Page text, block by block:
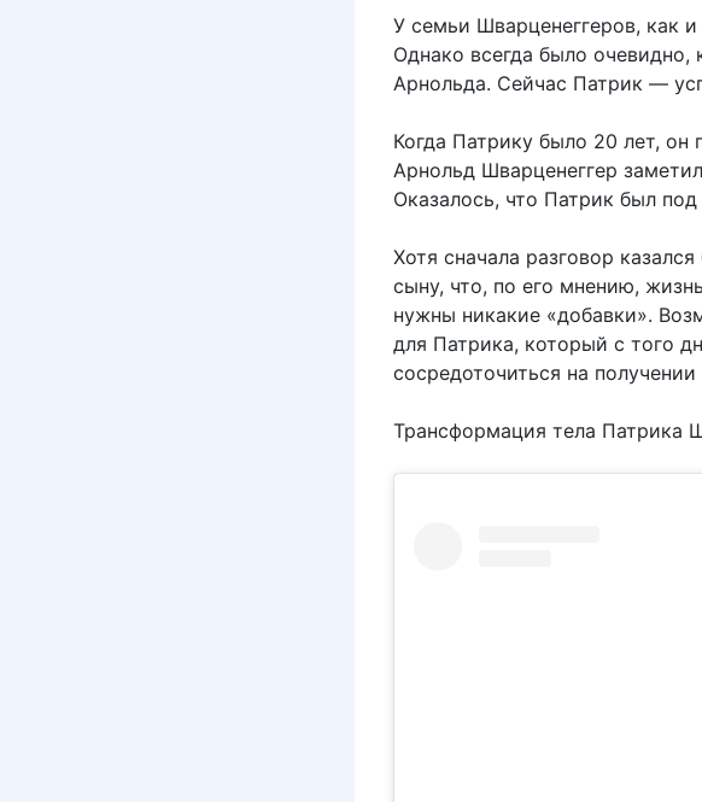
У семьи Шварценеггеров, как
Однако всегда было очевидно,
Арнольда. Сейчас Патрик —
Когда Патрику было 20 лет,
Арнольд Шварценеггер
Оказалось, что Патрик был
Хотя сначала разговор
сыну, что, по его мнению,
нужны никакие «добавки».
для Патрика, который с того
сосредоточиться на
Трансформация тела Патрика